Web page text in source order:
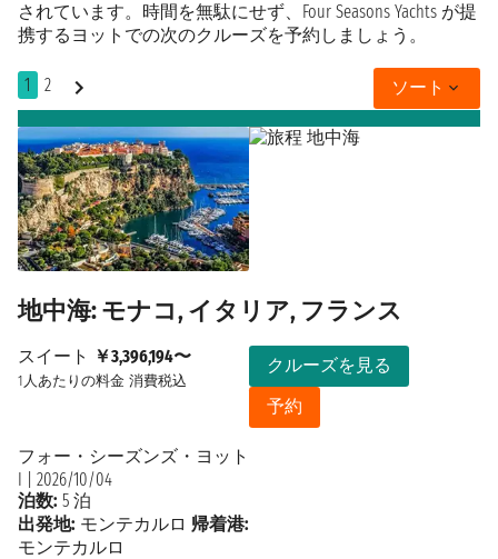
されています。時間を無駄にせず、Four Seasons Yachts が提
携するヨットでの次のクルーズを予約しましょう。
1 2 ソート
地中海: モナコ, イタリア, フランス
スイート ￥3,396,194〜
1人あたりの料金 消費税込
クルーズを見る
予約
フォー・シーズンズ・ヨット
I
2026/10/04
泊数: 5 泊
出発地: モンテカルロ 帰着港:
モンテカルロ